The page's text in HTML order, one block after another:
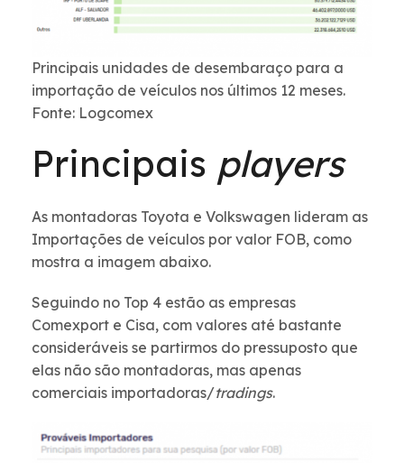
Principais unidades de desembaraço para a
importação de veículos nos últimos 12 meses.
Fonte: Logcomex
Principais players
As montadoras Toyota e Volkswagen lideram as
Importações de veículos por valor FOB, como
mostra a imagem abaixo.
Seguindo no Top 4 estão as empresas
Comexport e Cisa, com valores até bastante
consideráveis se partirmos do pressuposto que
elas não são montadoras, mas apenas
comerciais importadoras/tradings.